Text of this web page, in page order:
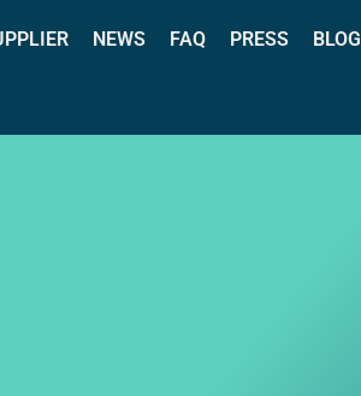
NEWS FAQ PRESS BLOG